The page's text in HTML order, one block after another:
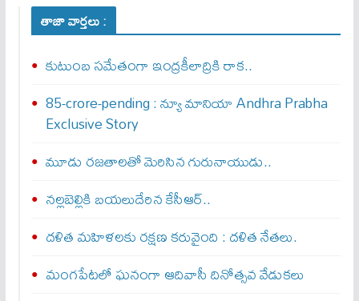
తాజా వార్తలు :
కుటుంబ సమేతంగా ఇంద్రకీలాద్రికి రాక..
85-crore-pending : న్యూ మానియా Andhra Prabha
Exclusive Story
మూడు రజతాలతో మెరిసిన గురునాయుడు..
నల్లబెల్లికి బయలుదేరిన కేసీఆర్‌..
దళిత మహిళలకు రక్షణ కరువైంది : దళిత నేతలు.
మంగపేటలో ఘనంగా ఆదివాసీ దినోత్సవ వేడుకలు